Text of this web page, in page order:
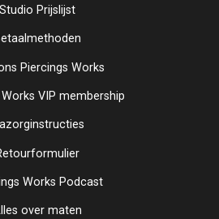
Studio Prijslijst
Piercings Works
VIP membership
Works Podcast
over maten